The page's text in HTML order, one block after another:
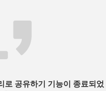
로 공유하기 기능이 종료되었